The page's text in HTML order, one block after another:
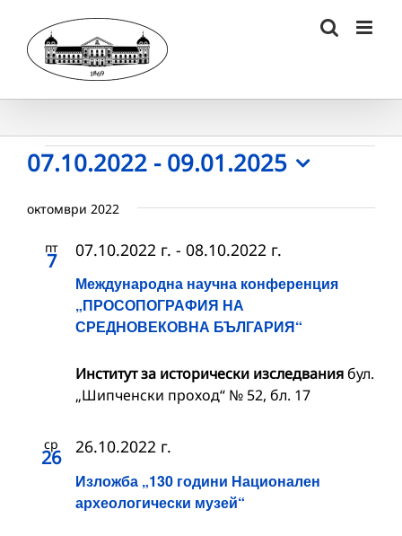
content
Събития
07.10.2022 - 09.01.2025
date.
октомври 2022
пт
7
Международна научна конференция
„ПРОСОПОГРАФИЯ НА
СРЕДНОВЕКОВНА БЪЛГАРИЯ“
07.10.2022 г. - 08.10.2022 г.
Институт за исторически изследваниябул.
„Шипченски проход“ № 52, бл. 17
ср
26
Изложба „130 години Национален
археологически музей“
26.10.2022 г.